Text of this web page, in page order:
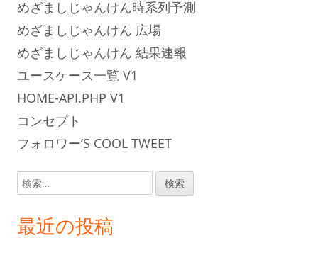
めざましじゃんけん時系列予測
めざましじゃんけん 広場
めざましじゃんけん 結果速報
ユースケース一覧 V1
HOME-API.PHP V1
コンセプト
フォロワー’S COOL TWEET
検
索:
最近の投稿